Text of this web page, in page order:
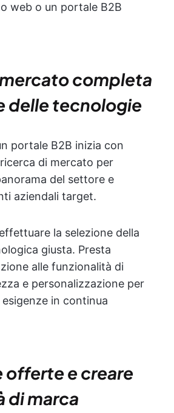
web o un portale B2B
completa
delle tecnologie
portale B2B inizia con
di mercato per
del settore e
aziendali target.
la selezione della
giusta. Presta
alle funzionalità di
e personalizzazione per
in continua
offerte e creare
di marca